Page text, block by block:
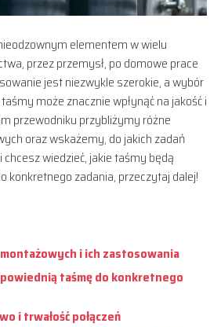
elementem w wielu
przez przemysł, po domowe prace
jest niezwykle szerokie, a wybór
może znacznie wpłynąć na jakość i
przewodniku przybliżymy różne
oraz wskażemy, do jakich zadań
chcesz wiedzieć, jakie taśmy będą
konkretnego zadania, przeczytaj dalej!
i ich zastosowania
taśmę do konkretnego
i trwałość połączeń